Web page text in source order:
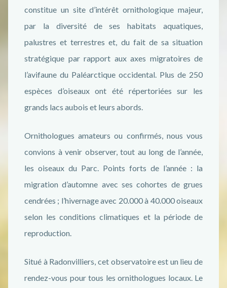
constitue un site d’intérêt ornithologique majeur,
par la diversité de ses habitats aquatiques,
palustres et terrestres et, du fait de sa situation
stratégique par rapport aux axes migratoires de
l’avifaune du Paléarctique occidental. Plus de 250
espèces d’oiseaux ont été répertoriées sur les
grands lacs aubois et leurs abords.
Ornithologues amateurs ou confirmés, nous vous
convions à venir observer, tout au long de l’année,
les oiseaux du Parc. Points forts de l’année : la
migration d’automne avec ses cohortes de grues
cendrées ; l’hivernage avec 20.000 à 40.000 oiseaux
selon les conditions climatiques et la période de
reproduction.
Situé à Radonvilliers, cet observatoire est un lieu de
rendez-vous pour tous les ornithologues locaux. Le